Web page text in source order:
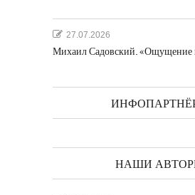
27.07.2026
Михаил Садовский. «Ощущение
НАШИ